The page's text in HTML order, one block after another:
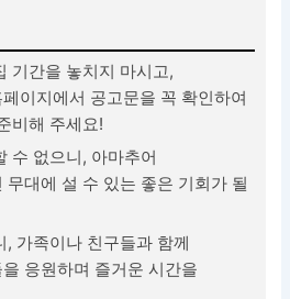
기간을 놓치지 마시고,
이지에서 공고문을 꼭 확인하여
비해 주세요!
수 없으니, 아마추어
무대에 설 수 있는 좋은 기회가 될
, 가족이나 친구들과 함께
응원하며 즐거운 시간을